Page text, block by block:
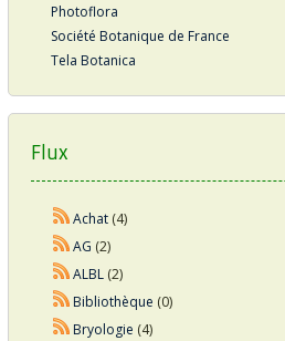
Photoflora
Société Botanique de France
Tela Botanica
Flux
Achat(4)
AG (2)
ALBL(2)
Bibliothèque (0)
Bryologie (4)